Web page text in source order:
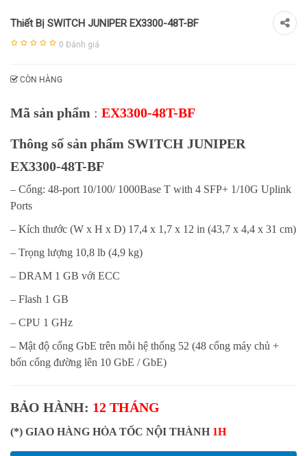
Thiết Bị SWITCH JUNIPER EX3300-48T-BF
0 Đánh giá
CÒN HÀNG
Mã sản phẩm : EX3300-48T-BF
Thông số sản phẩm SWITCH JUNIPER
EX3300-48T-BF
– Cổng: 48-port 10/100/ 1000Base T with 4 SFP+ 1/10G Uplink
Ports
– Kích thước (W x H x D) 17,4 x 1,7 x 12 in (43,7 x 4,4 x 31 cm)
– Trọng lượng 10,8 lb (4,9 kg)
– DRAM 1 GB với ECC
– Flash 1 GB
– CPU 1 GHz
– Mật độ cổng GbE trên mỗi hệ thống 52 (48 cổng máy chủ +
bốn cổng đường lên 10 GbE / GbE)
BẢO HÀNH: 12 THÁNG
(*) GIAO HÀNG HỎA TỐC NỘI THÀNH 1H